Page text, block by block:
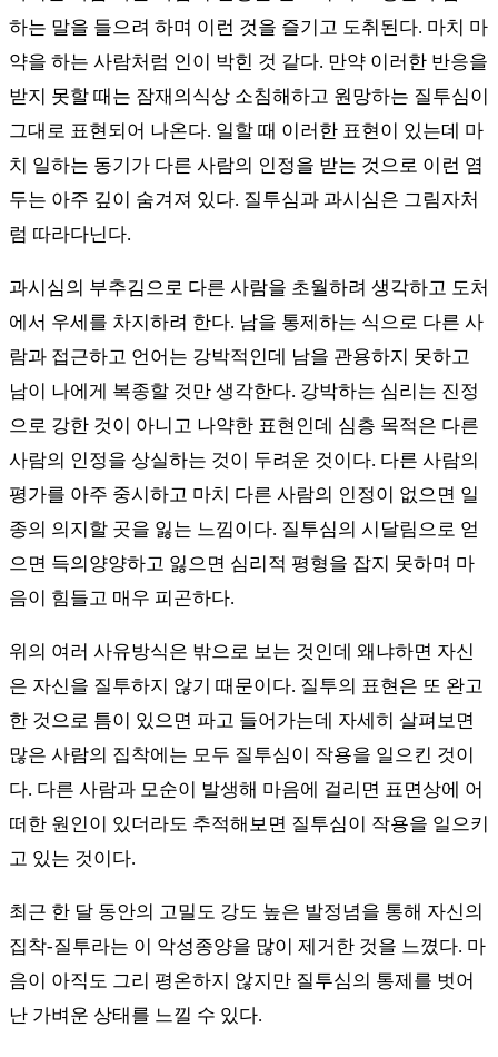
하는 말을 들으려 하며 이런 것을 즐기고 도취된다. 마치 마
약을 하는 사람처럼 인이 박힌 것 같다. 만약 이러한 반응을
받지 못할 때는 잠재의식상 소침해하고 원망하는 질투심이
그대로 표현되어 나온다. 일할 때 이러한 표현이 있는데 마
치 일하는 동기가 다른 사람의 인정을 받는 것으로 이런 염
두는 아주 깊이 숨겨져 있다. 질투심과 과시심은 그림자처
럼 따라다닌다.
과시심의 부추김으로 다른 사람을 초월하려 생각하고 도처
에서 우세를 차지하려 한다. 남을 통제하는 식으로 다른 사
람과 접근하고 언어는 강박적인데 남을 관용하지 못하고
남이 나에게 복종할 것만 생각한다. 강박하는 심리는 진정
으로 강한 것이 아니고 나약한 표현인데 심층 목적은 다른
사람의 인정을 상실하는 것이 두려운 것이다. 다른 사람의
평가를 아주 중시하고 마치 다른 사람의 인정이 없으면 일
종의 의지할 곳을 잃는 느낌이다. 질투심의 시달림으로 얻
으면 득의양양하고 잃으면 심리적 평형을 잡지 못하며 마
음이 힘들고 매우 피곤하다.
위의 여러 사유방식은 밖으로 보는 것인데 왜냐하면 자신
은 자신을 질투하지 않기 때문이다. 질투의 표현은 또 완고
한 것으로 틈이 있으면 파고 들어가는데 자세히 살펴보면
많은 사람의 집착에는 모두 질투심이 작용을 일으킨 것이
다. 다른 사람과 모순이 발생해 마음에 걸리면 표면상에 어
떠한 원인이 있더라도 추적해보면 질투심이 작용을 일으키
고 있는 것이다.
최근 한 달 동안의 고밀도 강도 높은 발정념을 통해 자신의
집착-질투라는 이 악성종양을 많이 제거한 것을 느꼈다. 마
음이 아직도 그리 평온하지 않지만 질투심의 통제를 벗어
난 가벼운 상태를 느낄 수 있다.